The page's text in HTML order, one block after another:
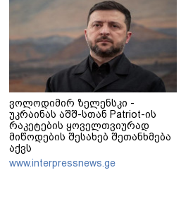
ვოლოდიმირ ზელენსკი -
უკრაინას აშშ-სთან Patriot-ის
რაკეტების ყოველთვიურად
მიწოდების შესახებ შეთანხმება
აქვს
www.interpressnews.ge